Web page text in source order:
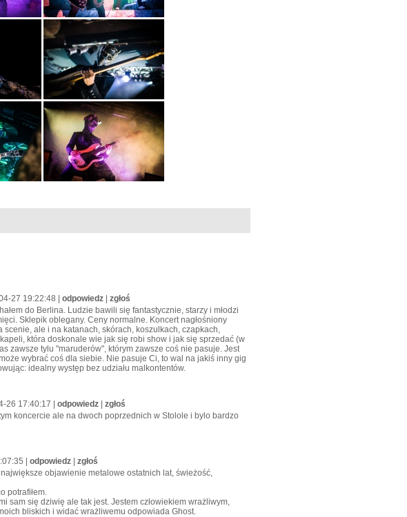
27 19:22:48 | odpowiedz
zgłoś
do Berlina. Ludzie bawili się fantastycznie, starzy i młodzi
Sklepik oblegany. Ceny normalne. Koncert nagłośniony
ale i na katanach, skórach, koszulkach, czapkach,
która doskonale wie jak się robi show i jak się sprzedać (w
zawsze tylu "maruderów", którym zawsze coś nie pasuje. Jest
wybrać coś dla siebie. Nie pasuje Ci, to wal na jakiś inny gig
idealny występ bez udziału malkontentów.
26 17:40:17 | odpowiedz
zgłoś
koncercie ale na dwoch poprzednich w Stolole i bylo bardzo
| odpowiedz
zgłoś
objawienie metalowe ostatnich lat, świeżość,
potrafiłem.
sam się dziwię ale tak jest. Jestem człowiekiem wrażliwym,
bliskich i widać wrażliwemu odpowiada Ghost.